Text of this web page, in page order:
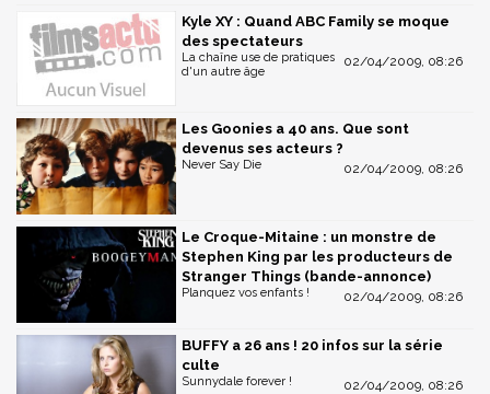
Kyle XY : Quand ABC Family se moque
des spectateurs
02/04/2009, 08:26
La chaîne use de pratiques
d'un autre âge
Les Goonies a 40 ans. Que sont
devenus ses acteurs ?
02/04/2009, 08:26
Never Say Die
Le Croque-Mitaine : un monstre de
Stephen King par les producteurs de
Stranger Things (bande-annonce)
02/04/2009, 08:26
Planquez vos enfants !
BUFFY a 26 ans ! 20 infos sur la série
culte
02/04/2009, 08:26
Sunnydale forever !